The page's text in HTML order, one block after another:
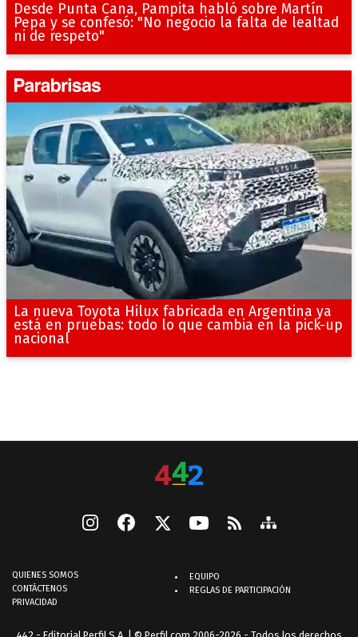
Desde Punta Cana, Pampita habló sobre Martín
Pepa y se confesó: "No negocio la falta de lealtad
ni de respeto"
La nueva Toyota Hilux fabricada en Argentina ya
está en pruebas: todo lo que cambia en la pick-up
nacional
QUIENES SOMOS
CONTÁCTENOS
PRIVACIDAD
EQUIPO
REGLAS DE PARTICIPACIÓN